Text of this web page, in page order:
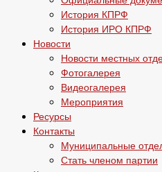
История КПРФ
История ИРО КПРФ
Новости
Новости местных
Фотогалерея
Видеогалерея
Мероприятия
Ресурсы
Контакты
Муниципальные
Стать членом партии